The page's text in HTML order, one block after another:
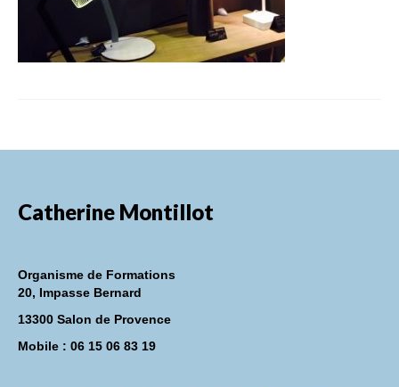
CONTACT
Catherine Montillot
Organisme de Formations
20, Impasse Bernard
13300 Salon de Provence
Mobile : 06 15 06 83 19